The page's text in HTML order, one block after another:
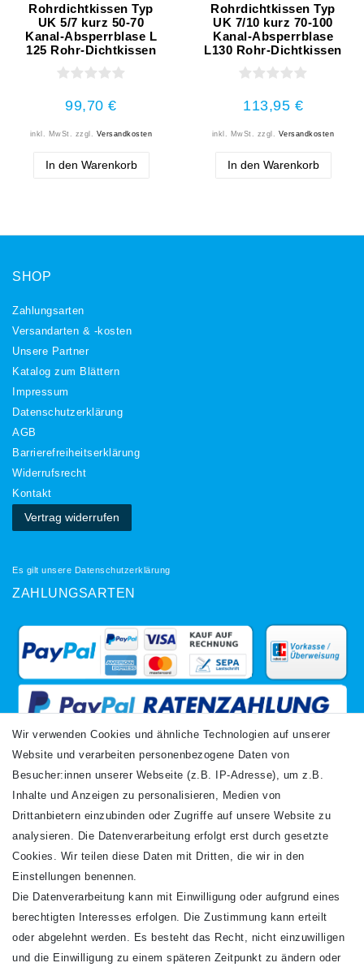
Rohrdichtkissen Typ
UK 5/7 kurz 50-70
Kanal-Absperrblase L
125 Rohr-Dichtkissen
99,70 €
inkl. MwSt. zzgl. Versandkosten
In den Warenkorb
Rohrdichtkissen Typ
UK 7/10 kurz 70-100
Kanal-Absperrblase
L130 Rohr-Dichtkissen
113,95 €
inkl. MwSt. zzgl. Versandkosten
In den Warenkorb
SHOP
Zahlungsarten
Versandarten & -kosten
Unsere Partner
Katalog zum Blättern
Impressum
Daten­schutz­erklärung
AGB
Barrierefreiheitserklärung
Widerrufs­recht
Kontakt
Vertrag widerrufen
Es gilt unsere Datenschutzerklärung
ZAHLUNGSARTEN
VERSANDARTEN
Newsletter
Honig
Wir verwenden Cookies und ähnliche Technologien auf unserer
Website und verarbeiten personenbezogene Daten von
Besucher:innen unserer Webseite (z.B. IP-Adresse), um z.B.
Inhalte und Anzeigen zu personalisieren, Medien von
Drittanbietern einzubinden oder Zugriffe auf unsere Website zu
analysieren. Die Datenverarbeitung erfolgt erst durch gesetzte
Cookies. Wir teilen diese Daten mit Dritten, die wir in den
Einstellungen benennen.
Die Datenverarbeitung kann mit Einwilligung oder aufgrund eines
berechtigten Interesses erfolgen. Die Zustimmung kann erteilt
oder abgelehnt werden. Es besteht das Recht, nicht einzuwilligen
und die Einwilligung zu einem späteren Zeitpunkt zu ändern oder